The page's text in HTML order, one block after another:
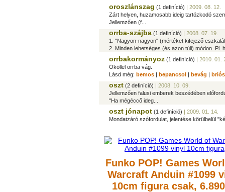
oroszlánszag (1 definíció) | 2009. 08. 12.
Zárt helyen, huzamosabb ideig tartózkodó
Jellemzően (f...
orrba-szájba (1 definíció) | 2008. 07. 19.
1. "Nagyon-nagyon" (mértéket kifejező
2. Minden lehetséges (és azon túli) módon. Pl.
orrbakormányoz (1 definíció) | 2010. 01.
Ököllel orrba vág.
Lásd még: bemos | bepancsol | bevág |
oszt (2 definíció) | 2008. 10. 09.
Jellemzően falusi emberek beszédében
"Ha mégéccő ideg...
oszt jónapot (1 definíció) | 2009. 01. 14.
Mondatzáró szófordulat, jelentése körülbelül
Funko POP! Games
Warcraft Anduin #1099
10cm figuracsak,